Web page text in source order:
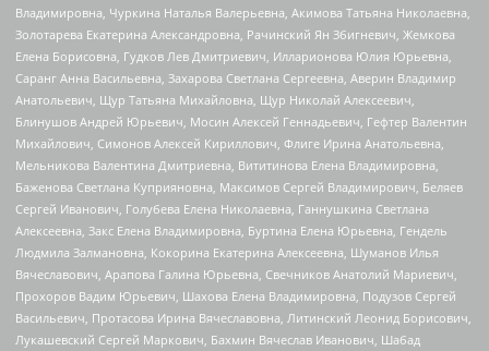
Владимировна, Чуркина Наталья Валерьевна, Акимова Татьяна Николаевна,
Золотарева Екатерина Александровна, Рачинский Ян Збигневич, Жемкова
Елена Борисовна, Гудков Лев Дмитриевич, Илларионова Юлия Юрьевна,
Саранг Анна Васильевна, Захарова Светлана Сергеевна, Аверин Владимир
Анатольевич, Щур Татьяна Михайловна, Щур Николай Алексеевич,
Блинушов Андрей Юрьевич, Мосин Алексей Геннадьевич, Гефтер Валентин
Михайлович, Симонов Алексей Кириллович, Флиге Ирина Анатольевна,
Мельникова Валентина Дмитриевна, Вититинова Елена Владимировна,
Баженова Светлана Куприяновна, Максимов Сергей Владимирович, Беляев
Сергей Иванович, Голубева Елена Николаевна, Ганнушкина Светлана
Алексеевна, Закс Елена Владимировна, Буртина Елена Юрьевна, Гендель
Людмила Залмановна, Кокорина Екатерина Алексеевна, Шуманов Илья
Вячеславович, Арапова Галина Юрьевна, Свечников Анатолий Мариевич,
Прохоров Вадим Юрьевич, Шахова Елена Владимировна, Подузов Сергей
Васильевич, Протасова Ирина Вячеславовна, Литинский Леонид Борисович,
Лукашевский Сергей Маркович, Бахмин Вячеслав Иванович, Шабад